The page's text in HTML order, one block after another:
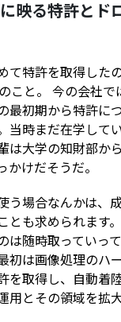
映る特許とド
て特許を取得した
こと。 今の会社で
最初期から特許に
当時まだ在学して
は大学の知財部か
かけだそうだ。
う場合なんかは、
とも求められます
は随時取っていっ
初は画像処理のハ
を取得し、自動着
用とその領域を拡